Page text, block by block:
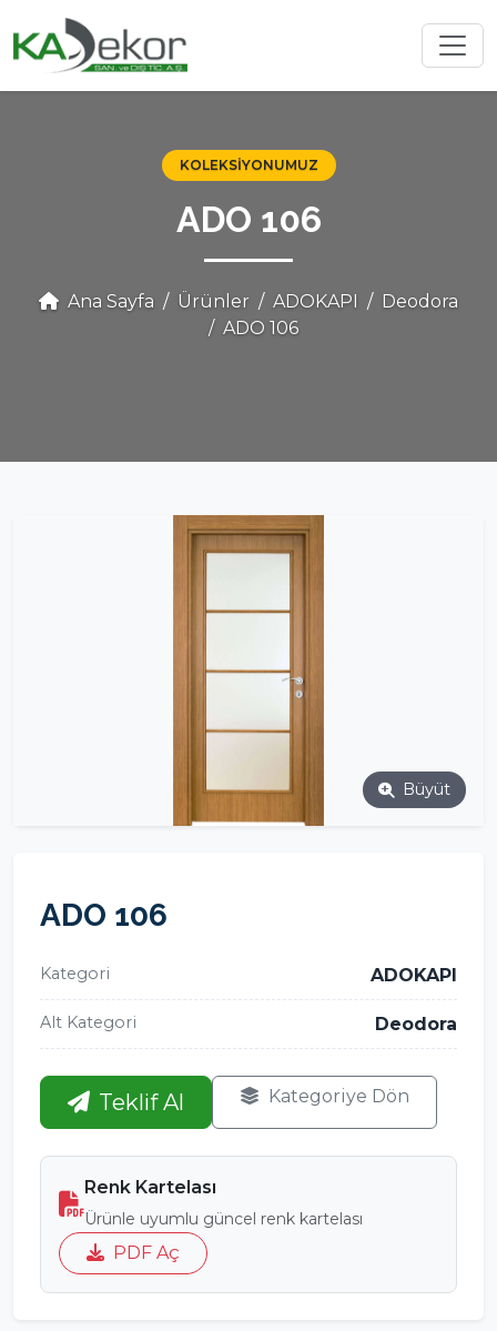
KOLEKSIYONUMUZ
ADO 106
Ana Sayfa Ürünler ADOKAPI
Deodora
ADO 106
Büyüt
ADO 106
Kategori ADOKAPI
Alt Kategori Deodora
Teklif Al Kategoriye Dön
Renk Kartelası
Ürünle uyumlu güncel renk kartelası
PDF Aç